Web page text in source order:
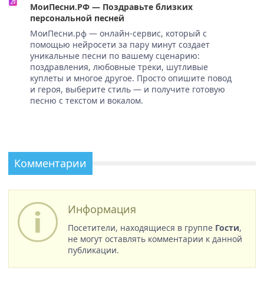
МоиПесни.РФ — Поздравьте близких
персональной песней
МоиПесни.рф — онлайн-сервис, который с
помощью нейросети за пару минут создает
уникальные песни по вашему сценарию:
поздравления, любовные треки, шутливые
куплеты и многое другое. Просто опишите повод
и героя, выберите стиль — и получите готовую
песню с текстом и вокалом.
Комментарии
Информация
Посетители, находящиеся в группе Гости,
не могут оставлять комментарии к данной
публикации.